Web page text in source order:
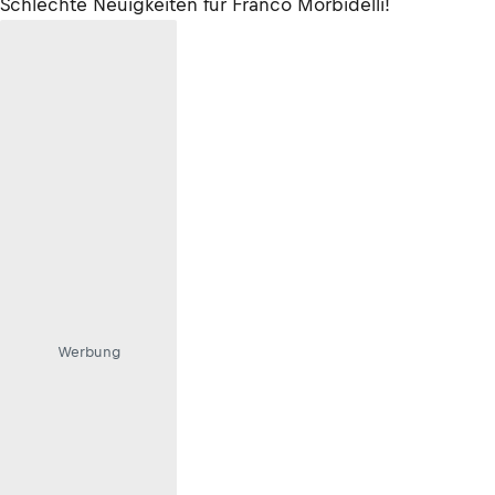
Schlechte Neuigkeiten für Franco Morbidelli!
Werbung